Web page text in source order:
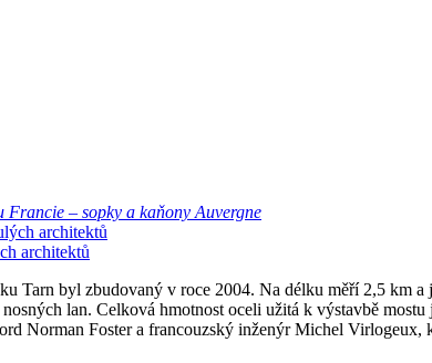
Francie – sopky a kaňony Auvergne
architektů
Tarn byl zbudovaný v roce 2004. Na délku měří 2,5 km
lan. Celková hmotnost oceli užitá k výstavbě
Norman Foster a francouzský inženýr Michel